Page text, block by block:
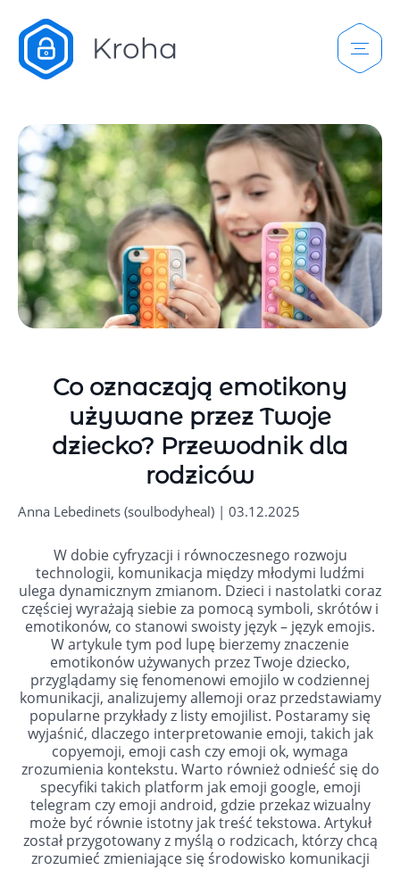
Co oznaczają emotikony
używane przez Twoje
dziecko? Przewodnik dla
rodziców
Anna Lebedinets (soulbodyheal) | 03.12.2025
W dobie cyfryzacji i równoczesnego rozwoju
technologii, komunikacja między młodymi ludźmi
ulega dynamicznym zmianom. Dzieci i nastolatki coraz
częściej wyrażają siebie za pomocą symboli, skrótów i
emotikonów, co stanowi swoisty język – język emojis.
W artykule tym pod lupę bierzemy znaczenie
emotikonów używanych przez Twoje dziecko,
przyglądamy się fenomenowi emojilo w codziennej
komunikacji, analizujemy allemoji oraz przedstawiamy
popularne przykłady z listy emojilist. Postaramy się
wyjaśnić, dlaczego interpretowanie emoji, takich jak
copyemoji, emoji cash czy emoji ok, wymaga
zrozumienia kontekstu. Warto również odnieść się do
specyfiki takich platform jak emoji google, emoji
telegram czy emoji android, gdzie przekaz wizualny
może być równie istotny jak treść tekstowa. Artykuł
został przygotowany z myślą o rodzicach, którzy chcą
zrozumieć zmieniające się środowisko komunikacji